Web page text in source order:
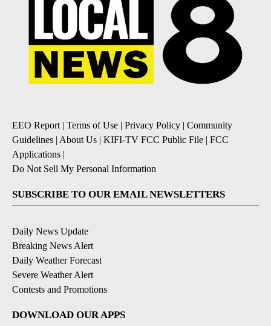
EEO Report | Terms of Use | Privacy Policy | Community
Guidelines | About Us | KIFI-TV FCC Public File | FCC
Applications |
Do Not Sell My Personal Information
SUBSCRIBE TO OUR EMAIL NEWSLETTERS
Daily News Update
Breaking News Alert
Daily Weather Forecast
Severe Weather Alert
Contests and Promotions
DOWNLOAD OUR APPS